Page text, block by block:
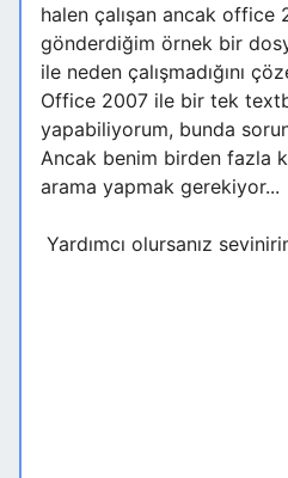
halen çalışan ancak office
gönderdiğim örnek bir
ile neden çalışmadığını
Office 2007 ile bir tek
yapabiliyorum, bunda
Ancak benim birden fazla
arama yapmak gerekiyor...
Yardımcı olursanız